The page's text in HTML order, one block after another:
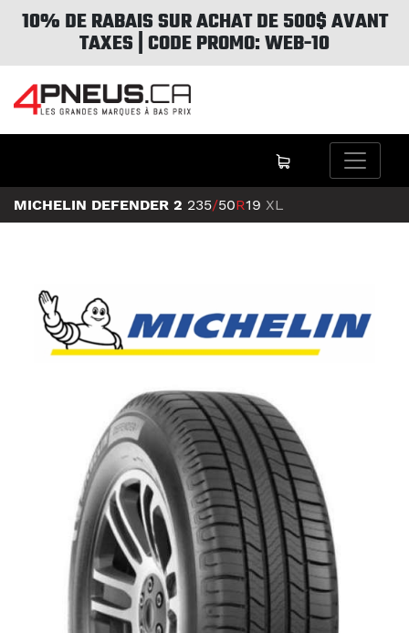
10% DE RABAIS SUR ACHAT DE 500$ AVANT
TAXES | CODE PROMO: WEB-10
MICHELIN DEFENDER 2 235/50R19 XL